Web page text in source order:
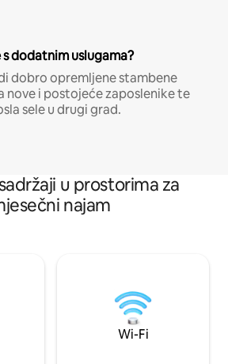
dodatnim uslugama?
dobro opremljene stambene
nove i postojeće zaposlenike te
sele u drugi grad.
u prostorima za
najam
Wi-Fi